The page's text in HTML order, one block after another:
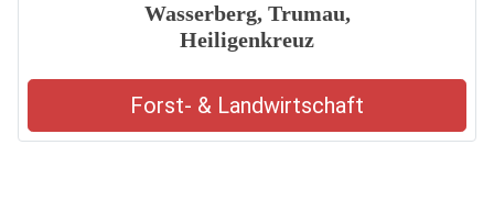
Wasserberg, Trumau,
Heiligenkreuz
Forst- & Landwirtschaft